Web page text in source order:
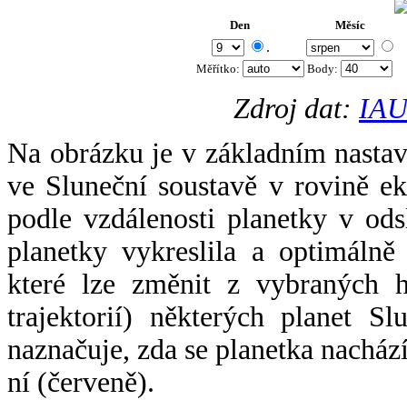
Den Měsíc
.
Měřítko: Body:
Zdroj dat:
Na obrázku je v základním
ve Sluneční soustavě v rovině
podle vzdálenosti planetky v
planetky vykreslila a
které lze změnit z vybraných
trajektorií) některých planet
naznačuje, zda se planetka
ní (červeně).